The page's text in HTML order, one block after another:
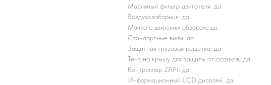
Масляный фильтр двигателя: да
Воздухозаборник: да
Мачта с широким обзором: да
Стандартные вилы: да
Защитная грузовая решетка: да
Тент на крышу для защиты от осадков: да
Контроллер ZAPI: да
Информационный LCD дисплей: да